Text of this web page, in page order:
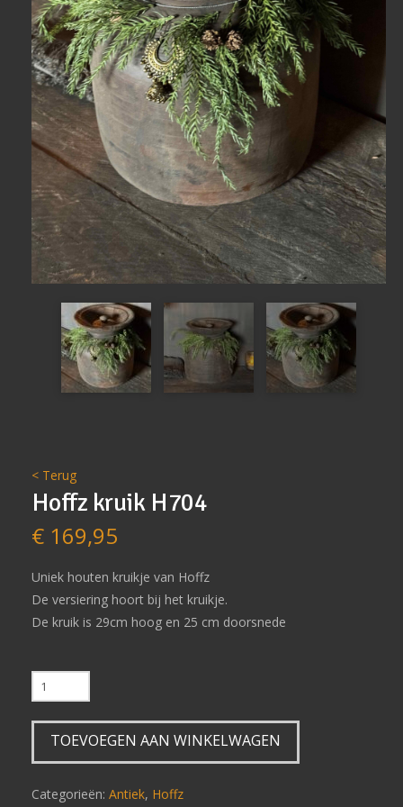
< Terug
Hoffz kruik H704
€169,95
Uniek houten kruikje van Hoffz
De versiering hoort bij het kruikje.
De kruik is 29cm hoog en 25 cm doorsnede
Hoffz
kruik
H704
aantalTOEVOEGEN AAN WINKELWAGEN
Categorieën: Antiek, Hoffz